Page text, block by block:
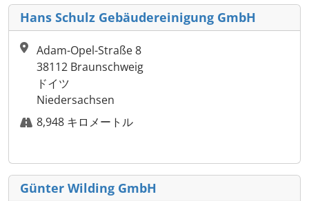
Hans Schulz Gebäudereinigung GmbH
Adam-Opel-Straße 8
38112 Braunschweig
ドイツ
Niedersachsen
8,948 キロメートル
Günter Wilding GmbH